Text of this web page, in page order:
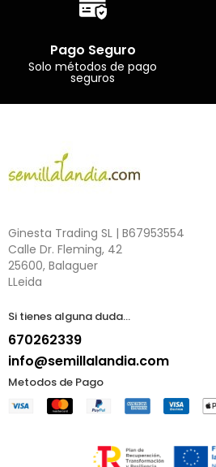
Pago Seguro
Solo métodos de pago
seguros
Ginesta Trading SL | B67953554
Calle Dr. Fleming, 42
25600, Balaguer
LLeida
Si tienes alguna duda...
670262339
info@semillalandia.com
Metodos de Pago